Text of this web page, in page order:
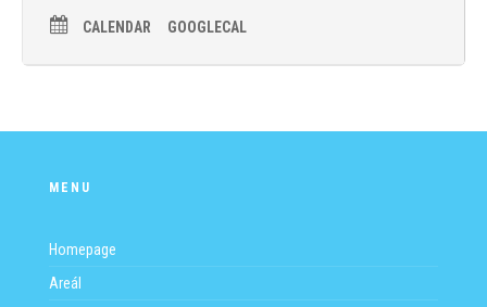
CALENDAR GOOGLECAL
MENU
Homepage
Areál